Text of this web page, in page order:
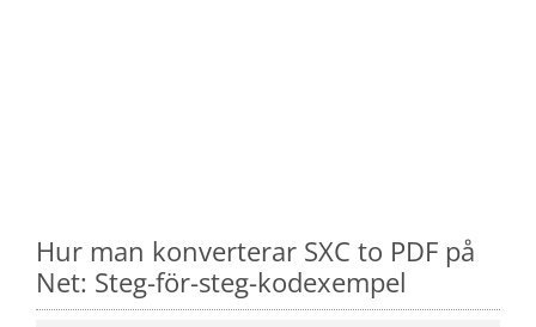
Hur man konverterar SXC to PDF på
Net: Steg-för-steg-kodexempel